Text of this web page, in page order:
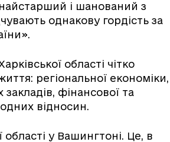
і шанований з
однакову гордість за
області чітко
регіональної економіки,
фінансової та
відносин.
області у Вашингтоні. Це, в